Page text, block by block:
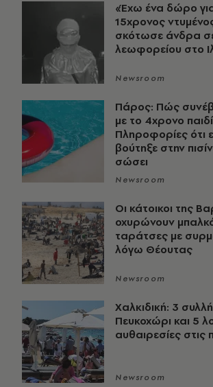
«Έχω ένα δώρο
15χρονος
σκότωσε άνδρα
λεωφορείου στο
Newsroom
Πάρος: Πώς
με το 4χρονο
Πληροφορίες ότι
βούτηξε στην
σώσει
Newsroom
Οι κάτοικοι της
οχυρώνουν
ταράτσες με
λόγω Θέουτας
Newsroom
Χαλκιδική: 3
Πευκοχώρι και 5
αυθαιρεσίες στις
Newsroom